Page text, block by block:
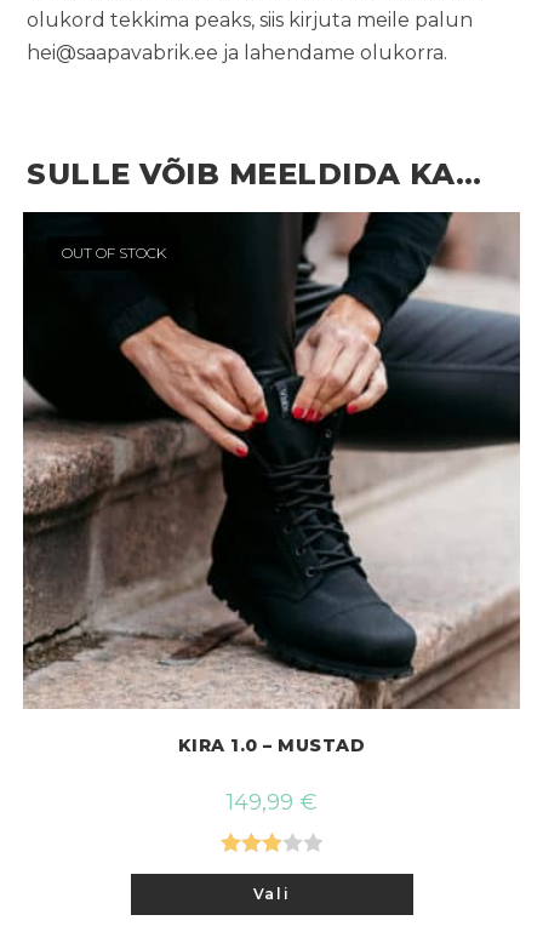
olukord tekkima peaks, siis kirjuta meile palun
hei@saapavabrik.ee ja lahendame olukorra.
SULLE VÕIB MEELDIDA KA…
OUT OF STOCK
KIRA 1.0 – MUSTAD
149,99 €
Hinnan
guga
Vali
Sellel
on